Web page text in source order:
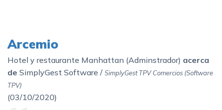
Arcemio
Hotel y restaurante Manhattan (Adminstrador) acerca
de SimplyGest Software / SimplyGest TPV Comercios (Software
TPV)
(03/10/2020)